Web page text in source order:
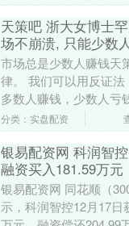
天策吧 浙大女博士
场不崩溃, 只能少数
市场总是少数人赚钱天
律。 我们可以用反证
多数人赚钱，少数人亏
会怎么样？ 所谓市场，
分类：实盘配资
银易配资网 科润智
融资买入181.59万元
银易配资网 同花顺（
示，科润智控12月17日